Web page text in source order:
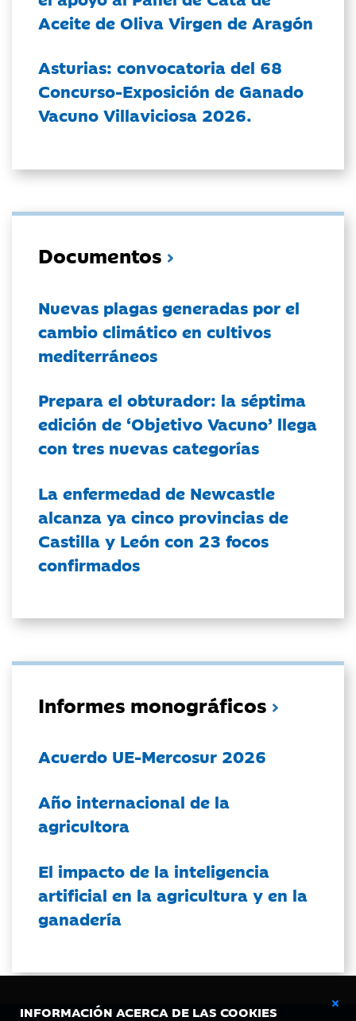
INFORMACIÓN ACERCA DE LAS COOKIES
Aceite de Oliva Virgen de Aragón
Asturias: convocatoria del 68
Concurso-Exposición de Ganado
Vacuno Villaviciosa 2026.
Documentos
Nuevas plagas generadas por el
cambio climático en cultivos
mediterráneos
Prepara el obturador: la séptima
edición de ‘Objetivo Vacuno’ llega
con tres nuevas categorías
La enfermedad de Newcastle
alcanza ya cinco provincias de
Castilla y León con 23 focos
confirmados
Informes monográficos
Acuerdo UE-Mercosur 2026
Año internacional de la
agricultora
El impacto de la inteligencia
artificial en la agricultura y en la
ganadería